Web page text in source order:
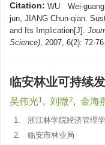
Citation: WU Wei-
jun, JIANG Chun-qian.
and Its Implication[J].
Science), 2007, 6(2): 72-76.
临安林业可持续
吴伟光1, 刘微2, 金海
1.
浙江林学院经济管理
2.
临安市林业局